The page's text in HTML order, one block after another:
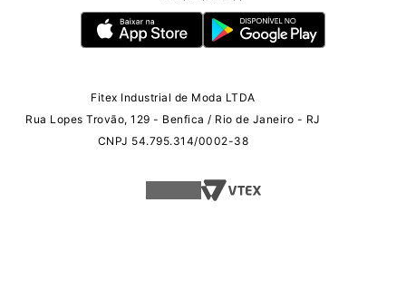
Fitex Industrial de Moda LTDA
Rua Lopes Trovão, 129 - Benfica / Rio de Janeiro - RJ
CNPJ 54.795.314/0002-38